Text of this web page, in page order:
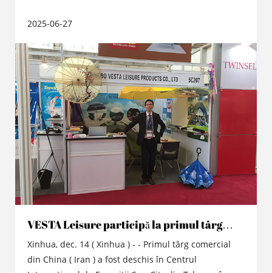
din Indonezia, ca răspuns la Inițiativa Belt and Road
Indonezia.
2025-06-27
VESTA Leisure participă la primul târg
comercial din China (Iran) de la Teheran
Xinhua, dec. 14 ( Xinhua ) - - Primul târg comercial
din China ( Iran ) a fost deschis în Centrul